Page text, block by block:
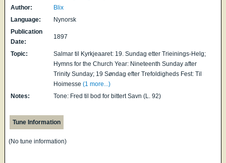
Author:
Blix
Language:
Nynorsk
Publication
Date:
1897
Topic:
Salmar til Kyrkjeaaret: 19. Sundag etter Trieinings-Helg;
Hymns for the Church Year: Nineteenth Sunday after
Trinity Sunday; 19 Søndag efter Trefoldigheds Fest: Til
Hoimesse (1 more...)
Notes:
Tone: Fred til bod for bittert Savn (L. 92)
Tune Information
(No tune information)